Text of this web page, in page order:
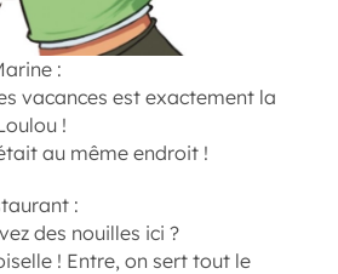
:
vacances est exactement la
!
au même endroit !
:
des nouilles ici ?
! Entre, on sert tout le